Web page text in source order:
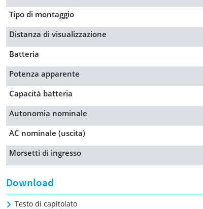
Tipo di montaggio
Distanza di visualizzazione
Batteria
Potenza apparente
Capacità batteria
Autonomia nominale
AC nominale (uscita)
Morsetti di ingresso
Download
Testo di capitolato